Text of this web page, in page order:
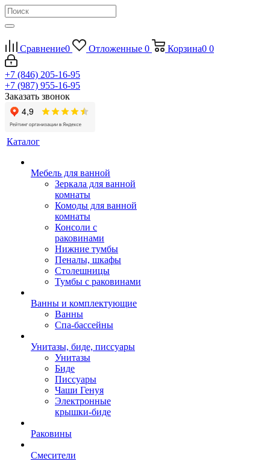
Сравнение0 Отложенные 0 Корзина0 0
+7 (846) 205-16-95
+7 (987) 955-16-95
Заказать звонок
Каталог
Мебель для ванной
Зеркала для ванной
комнаты
Комоды для ванной
комнаты
Консоли с
раковинами
Нижние тумбы
Пеналы, шкафы
Столешницы
Тумбы с раковинами
Ванны и комплектующие
Ванны
Спа-бассейны
Унитазы, биде, писсуары
Унитазы
Биде
Писсуары
Чаши Генуя
Электронные
крышки-биде
Раковины
Смесители